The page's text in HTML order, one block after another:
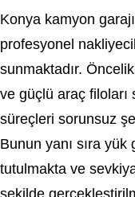
Konya kamyon
profesyonel
sunmaktadır.
ve güçlü araç filoları
süreçleri sorunsuz
Bunun yanı sıra
tutulmakta ve
şekilde